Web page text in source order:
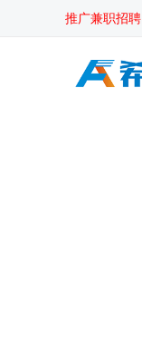
推广兼职招聘